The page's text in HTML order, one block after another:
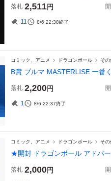
落札 2,511円
11 8/6 22:38終了
コミック、アニメ ドラゴンボール その
B賞 ブルマ MASTERLISE 一番
落札 2,200円
1 8/6 22:37終了
コミック、アニメ ドラゴンボール その
★開封 ドラゴンボール アドバ
落札 2,000円